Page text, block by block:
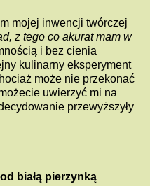
mojej inwencji twórczej
z tego co akurat mam w
i bez cienia
kulinarny eksperyment
może nie przekonać
uwierzyć mi na
przewyższyły
białą pierzynką